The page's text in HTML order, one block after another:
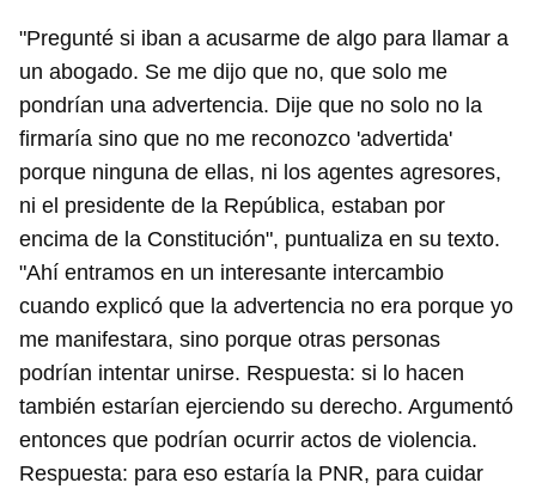
Guardar como favorito
Para poder guardar como favorito, primero has de
iniciar sesión con tu cuenta de 14ymedio.
INICIAR SESIÓN CANCELAR
"Pregunté si iban a acusarme de algo para llamar a
un abogado. Se me dijo que no, que solo me
pondrían una advertencia. Dije que no solo no la
firmaría sino que no me reconozco 'advertida'
porque ninguna de ellas, ni los agentes agresores,
ni el presidente de la República, estaban por
encima de la Constitución", puntualiza en su texto.
"Ahí entramos en un interesante intercambio
cuando explicó que la advertencia no era porque yo
me manifestara, sino porque otras personas
podrían intentar unirse. Respuesta: si lo hacen
también estarían ejerciendo su derecho. Argumentó
entonces que podrían ocurrir actos de violencia.
Respuesta: para eso estaría la PNR, para cuidar